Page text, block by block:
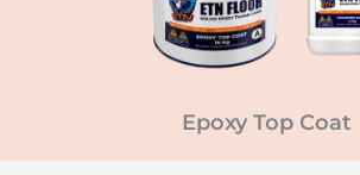
Epoxy Top Coat